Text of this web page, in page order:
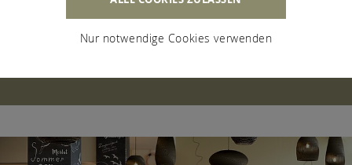
Nur notwendige Cookies verwenden